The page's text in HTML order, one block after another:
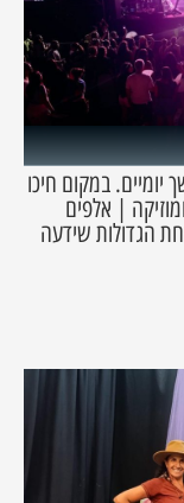
יומיים. במקום חיכו
| אלפים
הגדולות שידעה